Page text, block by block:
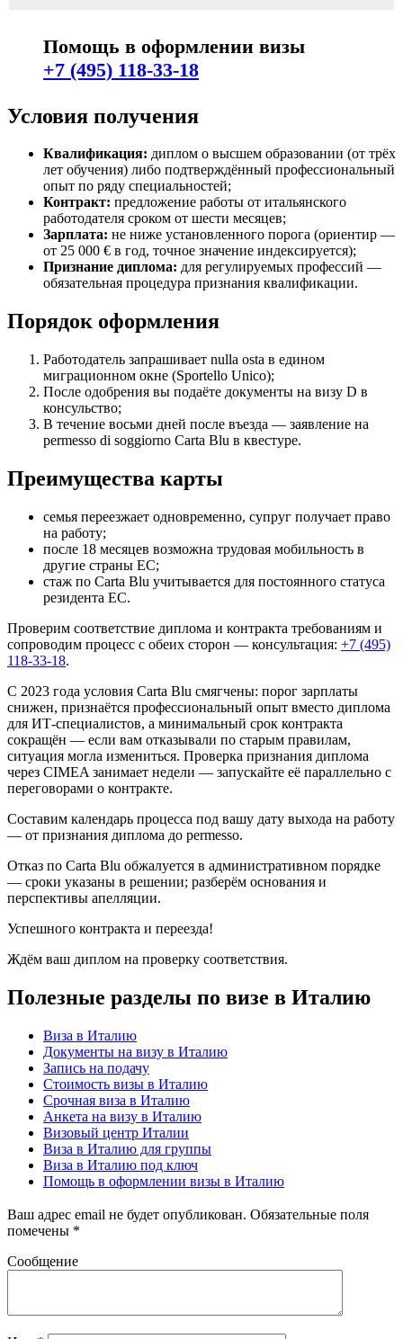
Помощь в оформлении визы
+7 (495) 118-33-18
Условия получения
Квалификация: диплом о высшем образовании (от трёх
лет обучения) либо подтверждённый профессиональный
опыт по ряду специальностей;
Контракт: предложение работы от итальянского
работодателя сроком от шести месяцев;
Зарплата: не ниже установленного порога (ориентир —
от 25 000 € в год, точное значение индексируется);
Признание диплома: для регулируемых профессий —
обязательная процедура признания квалификации.
Порядок оформления
Работодатель запрашивает nulla osta в едином
миграционном окне (Sportello Unico);
После одобрения вы подаёте документы на визу D в
консульство;
В течение восьми дней после въезда — заявление на
permesso di soggiorno Carta Blu в квестуре.
Преимущества карты
семья переезжает одновременно, супруг получает право
на работу;
после 18 месяцев возможна трудовая мобильность в
другие страны ЕС;
стаж по Carta Blu учитывается для постоянного статуса
резидента ЕС.
Проверим соответствие диплома и контракта требованиям и
сопроводим процесс с обеих сторон — консультация: +7 (495)
118-33-18.
С 2023 года условия Carta Blu смягчены: порог зарплаты
снижен, признаётся профессиональный опыт вместо диплома
для ИТ-специалистов, а минимальный срок контракта
сокращён — если вам отказывали по старым правилам,
ситуация могла измениться. Проверка признания диплома
через CIMEA занимает недели — запускайте её параллельно с
переговорами о контракте.
Составим календарь процесса под вашу дату выхода на работу
— от признания диплома до permesso.
Отказ по Carta Blu обжалуется в административном порядке
— сроки указаны в решении; разберём основания и
перспективы апелляции.
Успешного контракта и переезда!
Ждём ваш диплом на проверку соответствия.
Полезные разделы по визе в Италию
Виза в Италию
Документы на визу в Италию
Запись на подачу
Стоимость визы в Италию
Срочная виза в Италию
Анкета на визу в Италию
Визовый центр Италии
Виза в Италию для группы
Виза в Италию под ключ
Помощь в оформлении визы в Италию
Ваш адрес email не будет опубликован. Обязательные поля
помечены *
Сообщение